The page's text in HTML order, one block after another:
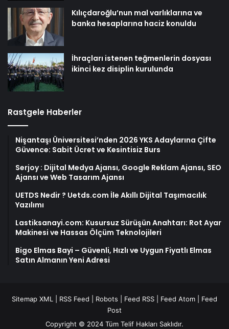
Kılıçdaroğlu’nun mal varlıklarına ve
banka hesaplarına haciz konuldu
İhraçları istenen teğmenlerin dosyası
ikinci kez disiplin kurulunda
Rastgele Haberler
Nişantaşı Üniversitesi’nden 2026 YKS Adaylarına Çifte
Güvence: Sabit Ücret ve Kesintisiz Burs
Serjoy : Dijital Medya Ajansı, Google Reklam Ajansı, SEO
Ajansı ve Web Tasarım Ajansı
UETDS Nedir ? Uetds.com İle Akıllı Dijital Taşımacılık
Yazılımı
Lastiksanayi.com: Kusursuz Sürüşün Anahtarı: Rot Ayar
Makinesi ve Hassas Ölçüm Teknolojileri
Bigo Elmas Bayi – Güvenli, Hızlı ve Uygun Fiyatlı Elmas
Satın Almanın Yeni Adresi
Sitemap XML RSS Feed Robots Feed RSS Feed Atom
Feed
Post
Copyright © 2024 Tüm Telif Hakları Saklıdır.